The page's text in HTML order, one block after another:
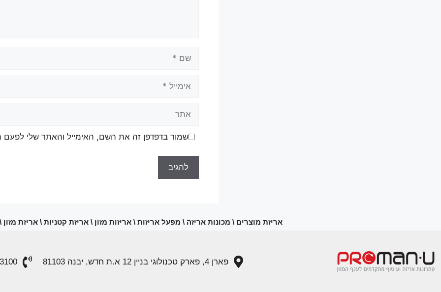
שמור בדפדפן זה את השם, האימייל והאתר שלי
אריזת מוצרים \ מכונות אריזה \ מפעל אריזות \ אריזות מזון \ אריזת קטניות \ אריזת
פארן 4, פארק טכנולוגי בניין 12 א.ת חדש, יבנה 81103